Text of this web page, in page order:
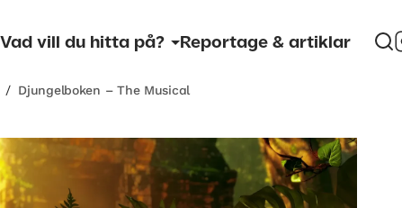
Vad vill du hitta på? Reportage & artiklar
/ Djungelboken – The Musical